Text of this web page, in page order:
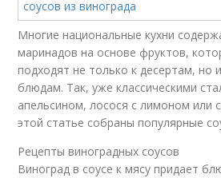
Многие национальные кухни
маринадов на основе фруктов,
подходят не только к десертам,
блюдам. Так, уже классическими
апельсином, лосося с лимоном или
этой статье собраны популярные
Рецепты виноградных соусов
Виноград в соусе к мясу придает